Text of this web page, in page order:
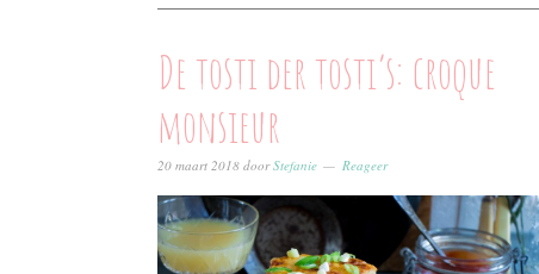
De tosti der tosti’s: croque
monsieur
20 maart 2018 doorStefanie Reageer